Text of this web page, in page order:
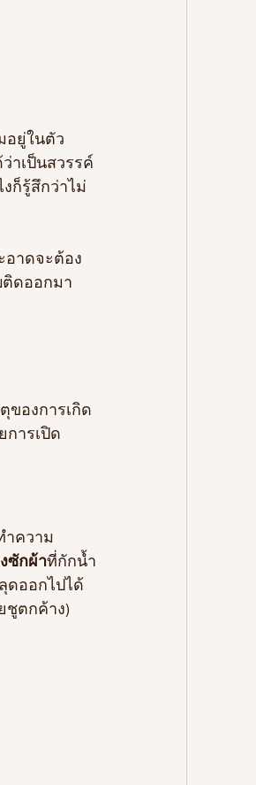
อยู่ในตัว
าเป็นสวรรค์
ก็รู้สึกว่าไม่
อาดจะต้อง
ติดออกมา
ของการเกิด
การเปิด
ซักผ้าที่กักน้ำ
ดออกไปได้
ชูตกค้าง)